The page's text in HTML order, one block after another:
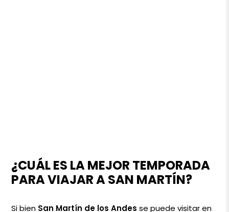
¿CUÁL ES LA MEJOR TEMPORADA
PARA VIAJAR A SAN MARTÍN?
Si bien San Martín de los Andes se puede visitar en